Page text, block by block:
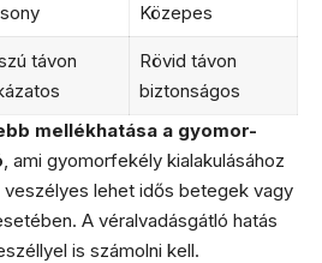
Közepes
távon
Rövid távon
biztonságos
mellékhatása a gyomor-
, ami gyomorfekély kialakulásához
lehet idős betegek vagy
A véralvadásgátló hatás
is számolni kell.